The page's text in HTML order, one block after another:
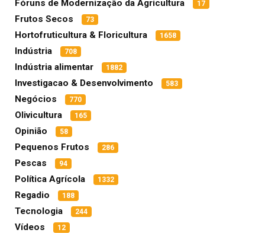
Fóruns de Modernização da Agricultura 17
Frutos Secos 73
Hortofruticultura & Floricultura 1658
Indústria 708
Indústria alimentar 1882
Investigacao & Desenvolvimento 583
Negócios 770
Olivicultura 165
Opinião 58
Pequenos Frutos 286
Pescas 94
Política Agrícola 1332
Regadio 188
Tecnologia 244
Vídeos 12